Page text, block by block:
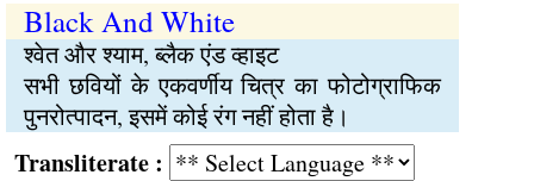
Black And White
श्वेत और श्याम, ब्लैक एंड व्हाइट
सभी छवियों के एकवर्णीय चित्र का फोटोग्राफिक
पुनरोत्पादन, इसमें कोई रंग नहीं होता है।
: